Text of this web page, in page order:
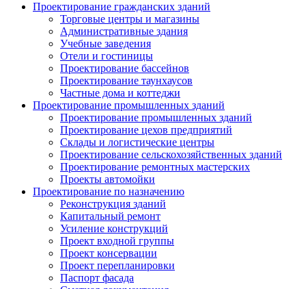
Проектирование гражданских зданий
Торговые центры и магазины
Административные здания
Учебные заведения
Отели и гостиницы
Проектирование бассейнов
Проектирование таунхаусов
Частные дома и коттеджи
Проектирование промышленных зданий
Проектирование промышленных зданий
Проектирование цехов предприятий
Склады и логистические центры
Проектирование сельскохозяйственных зданий
Проектирование ремонтных мастерских
Проекты автомойки
Проектирование по назначению
Реконструкция зданий
Капитальный ремонт
Усиление конструкций
Проект входной группы
Проект консервации
Проект перепланировки
Паспорт фасада